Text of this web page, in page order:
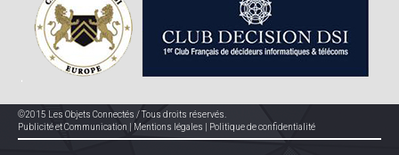
©2015 Les Objets Connectés / Tous droits réservés.
Publicité et Communication
Mentions légales Politique de confidentialité